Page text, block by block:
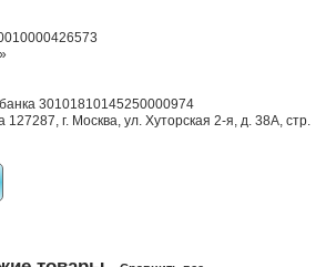
30101810145250000974
г. Москва, ул. Хуторская 2-я, д. 38А, стр.